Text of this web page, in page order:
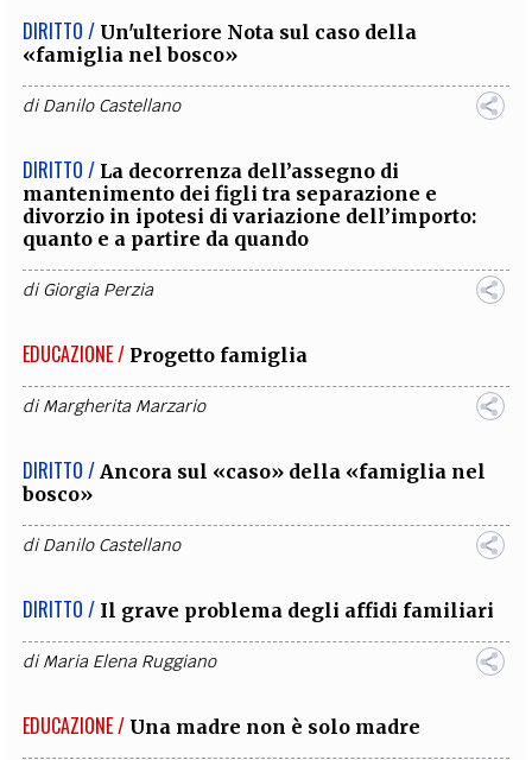
DIRITTO / Un'ulteriore Nota sul caso della
«famiglia nel bosco»
diDanilo Castellano
DIRITTO / La decorrenza dell’assegno di
mantenimento dei figli tra separazione e
divorzio in ipotesi di variazione dell’importo:
quanto e a partire da quando
diGiorgia Perzia
EDUCAZIONE / Progetto famiglia
diMargherita Marzario
DIRITTO / Ancora sul «caso» della «famiglia nel
bosco»
diDanilo Castellano
DIRITTO / Il grave problema degli affidi familiari
diMaria Elena Ruggiano
EDUCAZIONE / Una madre non è solo madre